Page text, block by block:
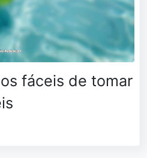
fáceis de tomar